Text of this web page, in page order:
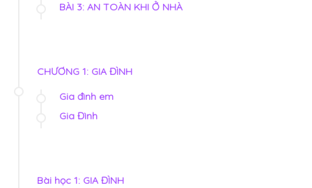
BÀI 3: AN TOÀN KHI Ở NHÀ
CHƯƠNG 1: GIA ĐÌNH
Gia đình em
Gia Đình
Bài học 1: GIA ĐÌNH